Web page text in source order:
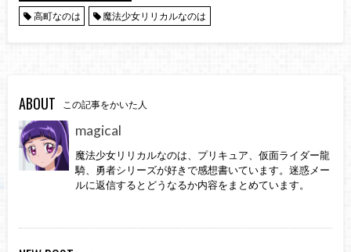
高町なのは
魔法少女リリカルなのは
ABOUT この記事をかいた人
magical
魔法少女リリカルなのは、プリキュア、仮面ライダー龍
騎、勇者シリーズが好きで感想書いています。迷惑メー
ルに返信するとどうなるか内容をまとめています。